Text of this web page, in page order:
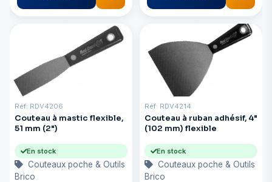
Réf: RDV4206
Couteau à mastic flexible,
51 mm (2")
En stock
Couteaux poche & Outils
Brico
Réf: RDV4214
Couteau à ruban adhésif, 4"
(102 mm) flexible
En stock
Couteaux poche & Outils
Brico